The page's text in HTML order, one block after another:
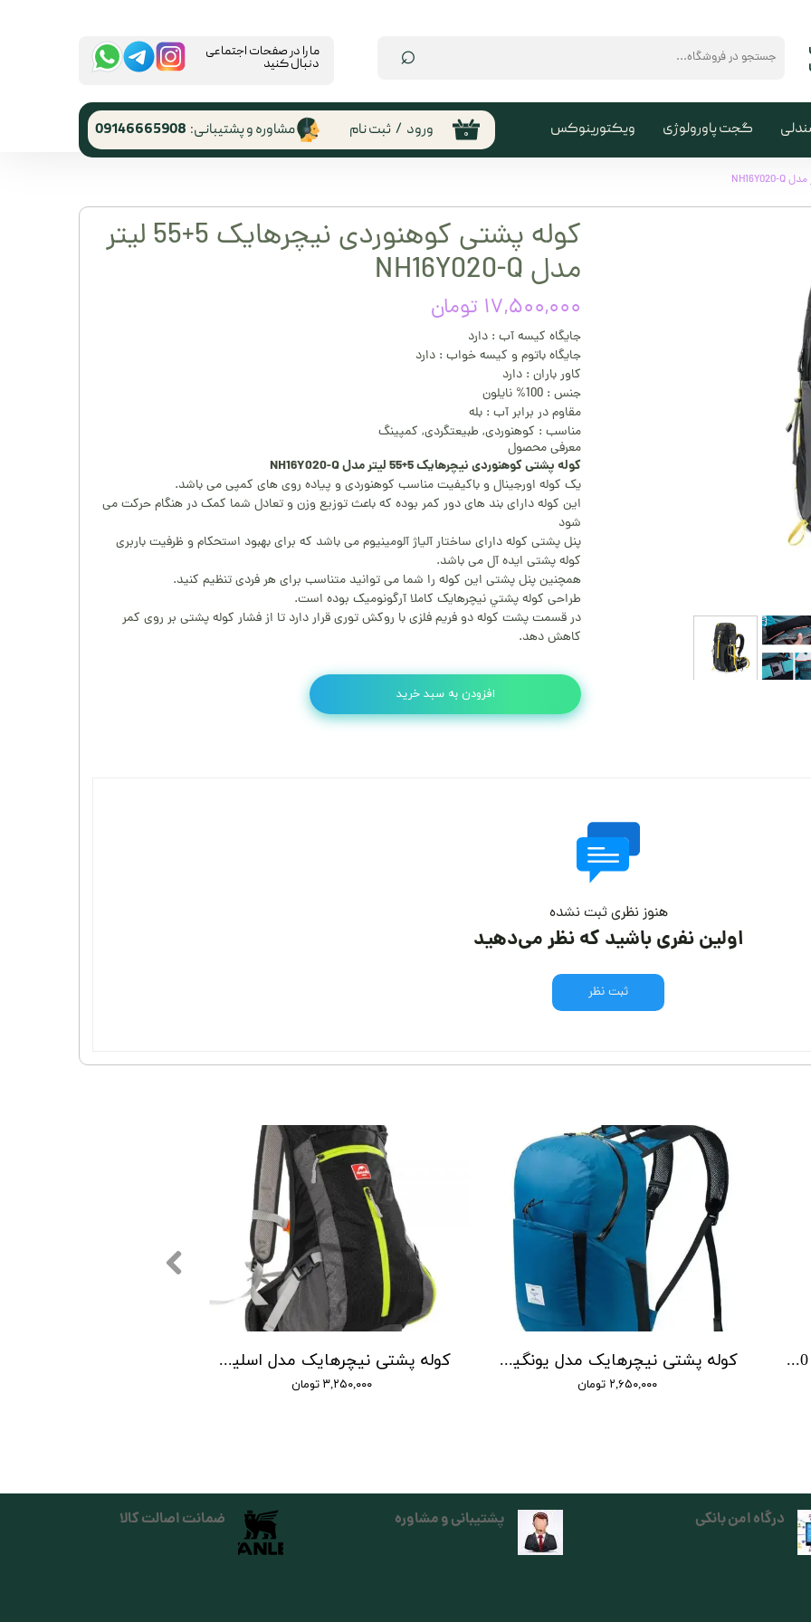
⌕
گجت پاورولوژی ویکتورینوکس ۰ ورود / ثبت نام
حساب کاربری
تغییر گذر واژه
سفارشات
خروج از حساب
مشاوره و پشتیبانی: 09146665908
​ما را در صفحات اجتماعی
دنبال کنید
کوله پشتی کوهنوردی نیچرهایک 5+55 لیتر
مدل NH16Y020-Q
۱۷,۵۰۰,۰۰۰ تومان
جایگاه کیسه آب : دارد
جایگاه باتوم و کیسه خواب : دارد
کاور باران : دارد
جنس : 100% نایلون
مقاوم در برابر آب : بله
مناسب : کوهنوردی, طبیعتگردی, کمپینگ
معرفی محصول
کوله پشتی کوهنوردی نیچرهایک 5+55 لیتر مدل NH16Y020-Q
یک کوله اورجینال و باکیفیت مناسب کوهنوردی و پیاده روی های کمپی می باشد.
این کوله دارای بند های دور کمر بوده که باعث توزیع وزن و تعادل شما کمک در هنگام حرکت می
شود
پنل پشتی کوله دارای ساختار آلیاژ آلومینیوم می باشد که برای بهبود استحکام و ظرفیت باربری
کوله پشتی ایده آل می باشد.
همچنین پنل پشتی این کوله را شما می توانید متناسب برای هر فردی تنظیم کنید.
طراحی کوله پشتي نیچرهایک کاملا آرگونومیک بوده است.
در قسمت پشت کوله دو فریم فلزی با روکش توری قرار دارد تا از فشار کوله پشتی بر روی کمر
کاهش دهد.
افزودن به سبد خرید
هنوز نظری ثبت نشده
اولین نفری باشید که نظر می‌دهید
ثبت نظر
کوله پشتی نیچرهایک مدل اسلیپ اوور | riding backpack with helmet slip-over
۳,۲۵۰,۰۰۰ تومان
کوله پشتی نیچرهایک مدل یونگیان | ultralight folding carry bag yunqian
۲,۶۵۰,۰۰۰ تومان
کوله پشتی درای بگ نیچرهایک 20 لیتری مدل NH20BB206
درگاه امن بانکی پشتیبانی و مشاوره ضمانت اصالت کالا